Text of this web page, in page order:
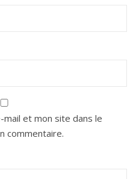
et mon site dans le
commentaire.